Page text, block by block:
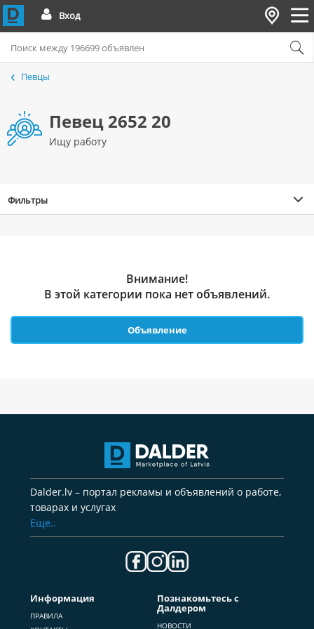
Вход
Певцы
Певец 2652 20
Ищу работу
Фильтры
Внимание!
В этой категории пока нет объявлений.
Объявление
Dalder.lv – портал рекламы и объявлений о работе,
товарах и услугах
Еще..
Информация
ПРАВИЛА
Познакомьтесь с
Далдером
НОВОСТИ